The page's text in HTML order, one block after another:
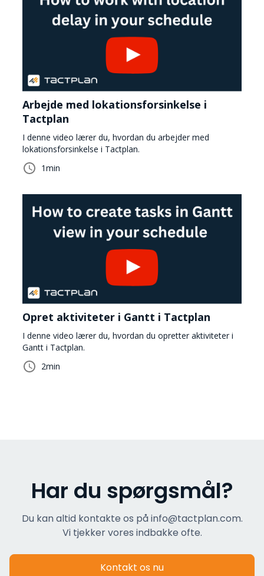
Arbejde med lokationsforsinkelse i
Tactplan
I denne video lærer du, hvordan du arbejder med
lokationsforsinkelse i Tactplan.
1min
Opret aktiviteter i Gantt i Tactplan
I denne video lærer du, hvordan du opretter aktiviteter i
Gantt i Tactplan.
2min
Har du spørgsmål?
Du kan altid kontakte os på info@tactplan.com.
Vi tjekker vores indbakke ofte.
Kontakt os nu